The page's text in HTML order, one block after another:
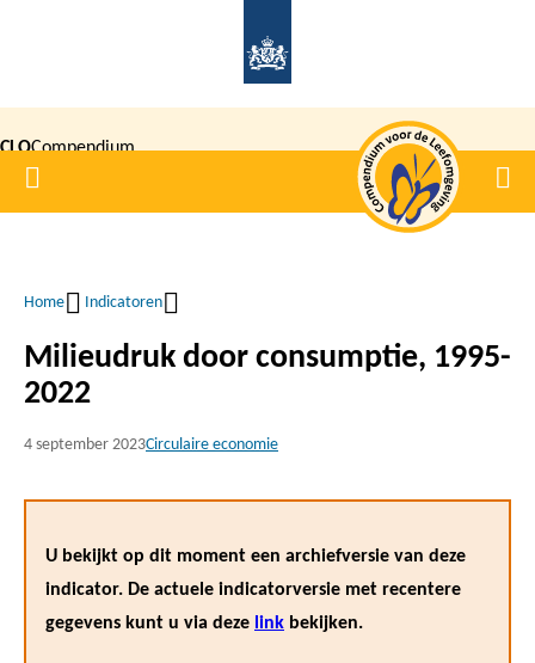
inhoud
gaan
CLOCompendium
voor de
Home
Kruimelpad
Home Indicatoren
Milieudruk door consumptie, 1995-
2022
4 september 2023Circulaire economie
U bekijkt op dit moment een archiefversie van deze
indicator. De actuele indicatorversie met recentere
gegevens kunt u via deze link bekijken.